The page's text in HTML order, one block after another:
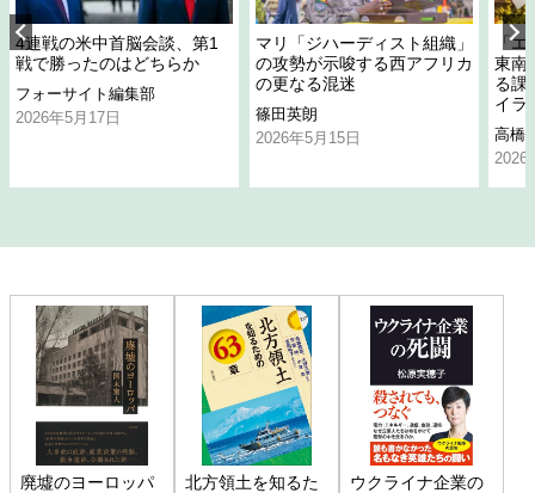
4連戦の米中首脳会談、第1
戦で勝ったのはどちらか
フォーサイト編集部
2026年5月17日
マリ「ジハーディスト組織」
の攻勢が示唆する西アフリカ
の更なる混迷
篠田英朗
2026年5月15日
「
東南
る課
イラ
高橋
2026
廃墟のヨーロッパ
北方領土を知るた
ウクライナ企業の